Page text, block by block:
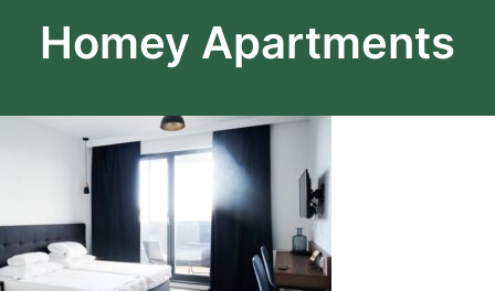
Homey Apartments